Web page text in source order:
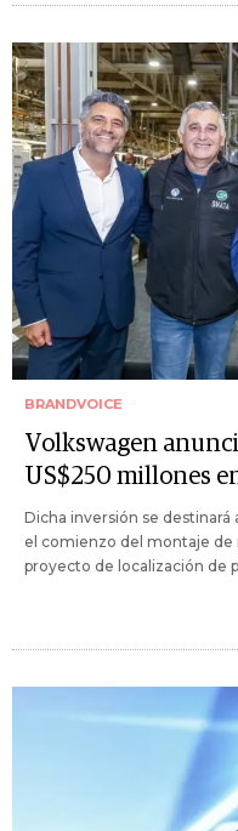
BRANDVOICE
Volkswagen
US$250 millones
Dicha inversión se destinará
el comienzo del montaje de
proyecto de localización de